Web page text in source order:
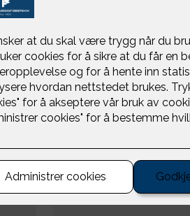
etter ønsket størrelse, form og